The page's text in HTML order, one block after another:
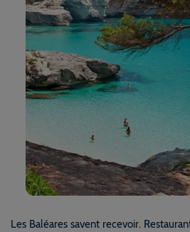
Les Baléares savent recevoir.